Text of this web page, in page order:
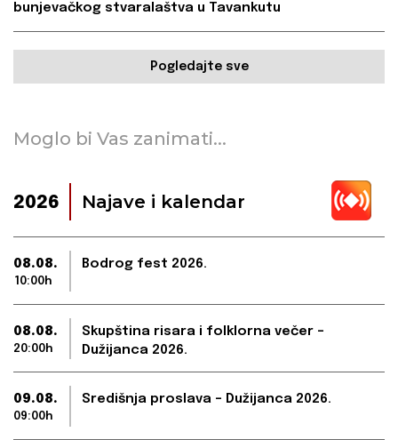
bunjevačkog stvaralaštva u Tavankutu
Pogledajte sve
Moglo bi Vas zanimati...
2026 Najave i kalendar
08.08.
10:00h
Bodrog fest 2026.
08.08.
20:00h
Skupština risara i folklorna večer –
Dužijanca 2026.
09.08.
09:00h
Središnja proslava – Dužijanca 2026.